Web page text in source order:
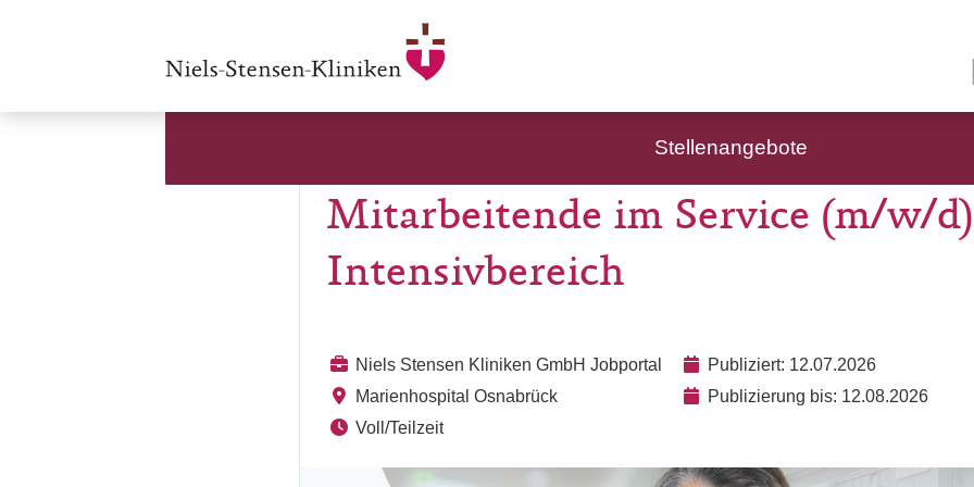
Stellenangebote
Mitarbeitende im Service (m/w/
Intensivbereich
Niels Stensen Kliniken GmbH Jobportal
Marienhospital Osnabrück
Voll/Teilzeit
Publiziert: 12.07.2026
Publizierung bis: 12.08.2026